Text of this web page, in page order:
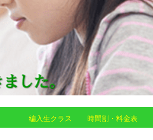
編入生クラス 時間割・料金表